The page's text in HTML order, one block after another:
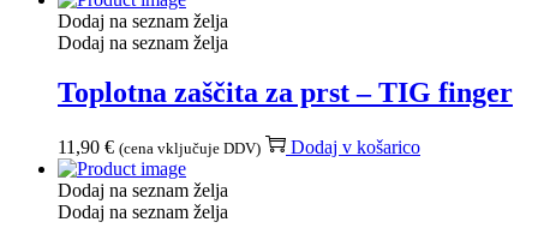
Dodaj na seznam želja
Dodaj na seznam želja
Toplotna zaščita za prst – TIG finger
11,90 € (cena vključuje DDV) Dodaj v košarico
Dodaj na seznam želja
Dodaj na seznam želja